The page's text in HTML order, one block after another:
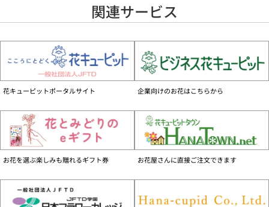
お花代の他に、商品1件ごとに手数料990円（税込）がかかります。
お支払いについて
■個人のお客様
クレジットカード、GMO後払い、携帯電話会社決済、Amazon Pay、コンビニ前
払い、でのお支払いがご利用いただけます。
商品によって支払い方法が異なります。
お届けの事前確認について
お届け先へ事前に在宅確認の連絡をする場合があります。
なお、連絡がつかない場合は、ご指定の日時にお届けができない場合がございま
す。
離島など一部の地域を除く、日本国内のみです。
配達不能地域一覧はこちら
関連サービス
花キューピットポータルサイト 企業向けのお花はこちらから
お花を選ぶ楽しみも贈れるギフト券 お花屋さんに直接ご注文できます